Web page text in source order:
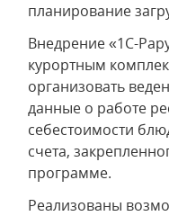
планирование
Внедрение «1С-
курортным
организовать
данные о работе
себестоимости
счета,
программе.
Реализованы